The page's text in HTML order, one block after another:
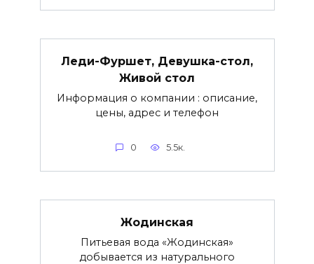
Леди-Фуршет, Девушка-стол,
Живой стол
Информация о компании : описание,
цены, адрес и телефон
0 5.5к.
Жодинская
Питьевая вода «Жодинская»
добывается из натурального